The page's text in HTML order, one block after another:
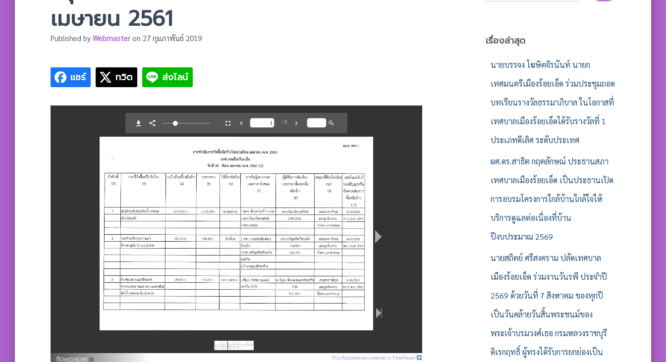
เมษายน 2561
Published by Webmasteron 27 กุมภาพันธ์ 2019
แชร์ ทวิต ส่งไลน์
This flipbook was created in FlowPaper
สำ
เรื่องล่าสุด
นายบรรจง โฆษิตจิรนันท์ นายก
เทศมนตรีเมืองร้อยเอ็ด ร่วมประชุมถอด
บทเรียนรางวัลธรรมาภิบาล ในโอกาสที่
เทศบาลเมืองร้อยเอ็ดได้รับรางวัลที่ 1
ประเภทดีเลิศ ระดับประเทศ
ผศ.ดร.สาธิต กฤตลักษณ์ ประธานสภา
เทศบาลเมืองร้อยเอ็ด เป็นประธานเปิด
การอบรมโครงการใกล้บ้านใกล้ใจให้
บริการดูแลต่อเนื่องที่บ้าน
ปีงบประมาณ 2569
นายสถิตย์ ศรีสงคราม ปลัดเทศบาล
เมืองร้อยเอ็ด ร่วมงานวันรพี ประจำปี
2569 ด้วยวันที่ 7 สิงหาคม ของทุกปี
เป็นวันคล้ายวันสิ้นพระชนม์ของ
พระเจ้าบรมวงศ์เธอ กรมหลวงราชบุรี
ดิเรกฤทธิ์ ผู้ทรงได้รับการยกย่องเป็น